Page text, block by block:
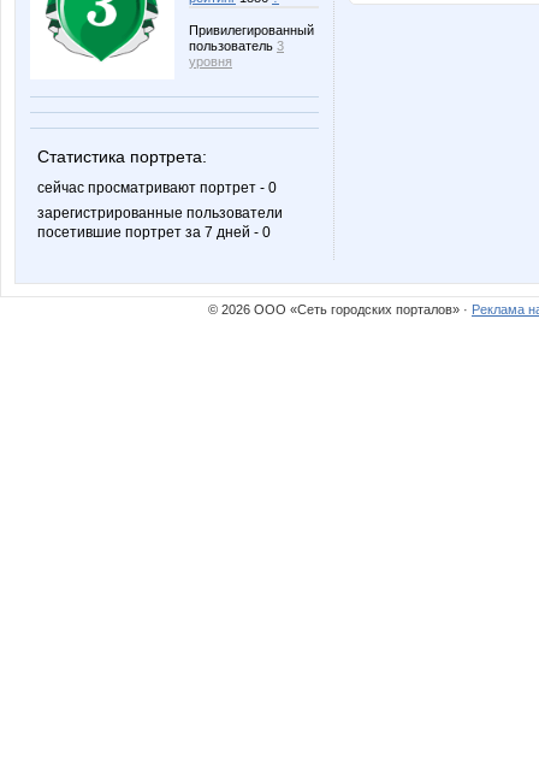
Привилегированный
пользователь 3
уровня
Статистика портрета:
сейчас просматривают портрет - 0
зарегистрированные пользователи
посетившие портрет за 7 дней - 0
© 2026 ООО «Сеть городских порталов» · Реклама